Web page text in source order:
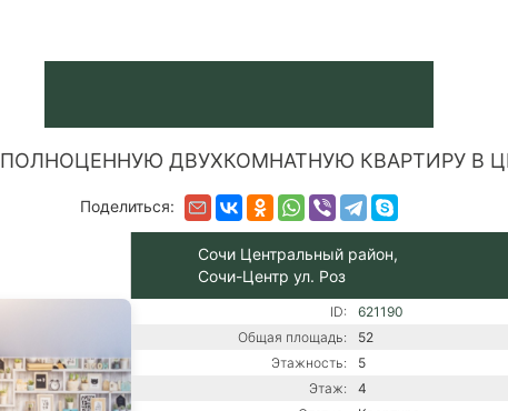
ДВУХКОМНАТНУЮ КВАРТИРУ В
Поделиться:
Сочи Центральный район,
Сочи-Центр ул. Роз
ID:
621190
Общая площадь:
52
Этажность:
5
Этаж:
4